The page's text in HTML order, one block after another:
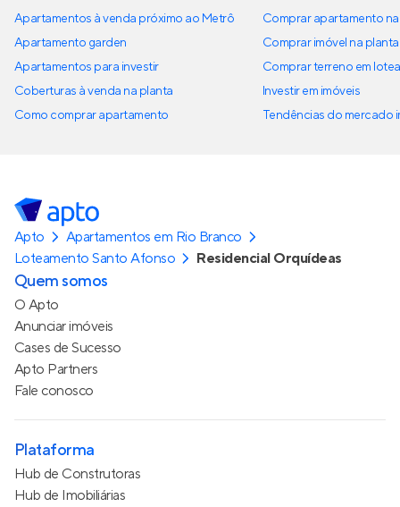
Apartamentos à venda próximo ao Metrô
Apartamento garden
Apartamentos para investir
Coberturas à venda na planta
Como comprar apartamento
Comprar apartamento
Comprar imóvel na planta
Comprar terreno em
Investir em imóveis
Tendências do mercado
Apto
Apartamentos em Rio Branco
Loteamento Santo Afonso
Residencial Orquídeas
Quem somos
O Apto
Anunciar imóveis
Cases de Sucesso
Apto Partners
Fale conosco
Plataforma
Hub de Construtoras
Hub de Imobiliárias